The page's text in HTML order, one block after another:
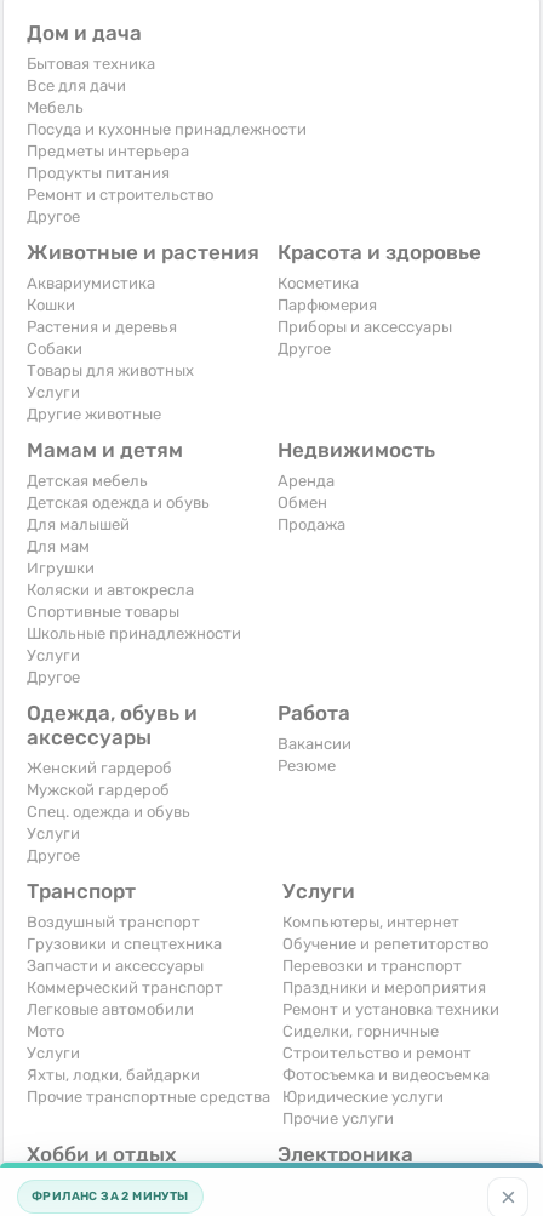
Дом и дача
Бытовая техника
Все для дачи
Мебель
Посуда и кухонные принадлежности
Предметы интерьера
Продукты питания
Ремонт и строительство
Другое
Животные и растения
Аквариумистика
Кошки
Растения и деревья
Собаки
Товары для животных
Услуги
Другие животные
Красота и здоровье
Косметика
Парфюмерия
Приборы и аксессуары
Другое
Мамам и детям
Детская мебель
Детская одежда и обувь
Для малышей
Для мам
Игрушки
Коляски и автокресла
Спортивные товары
Школьные принадлежности
Услуги
Другое
Недвижимость
Аренда
Обмен
Продажа
Одежда, обувь и
аксессуары
Женский гардероб
Мужской гардероб
Спец. одежда и обувь
Услуги
Другое
Работа
Вакансии
Резюме
Транспорт
Воздушный транспорт
Грузовики и спецтехника
Запчасти и аксессуары
Коммерческий транспорт
Легковые автомобили
Мото
Услуги
Яхты, лодки, байдарки
Прочие транспортные средства
Услуги
Компьютеры, интернет
Обучение и репетиторство
Перевозки и транспорт
Праздники и мероприятия
Ремонт и установка техники
Сиделки, горничные
Строительство и ремонт
Фотосъемка и видеосъемка
Юридические услуги
Прочие услуги
Хобби и отдых
Книги и журналы
Музыкальные инструменты
Электроника
×
ФРИЛАНС ЗА 2 МИНУТЫ